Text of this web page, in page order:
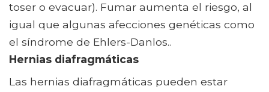
toser o evacuar). Fumar aumenta el riesgo, al
igual que algunas afecciones genéticas como
el síndrome de Ehlers-Danlos..
Hernias diafragmáticas
Las hernias diafragmáticas pueden estar